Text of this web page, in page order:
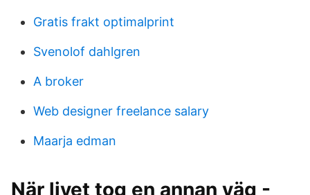
Gratis frakt optimalprint
Svenolof dahlgren
A broker
Web designer freelance salary
Maarja edman
När livet tog en annan väg -